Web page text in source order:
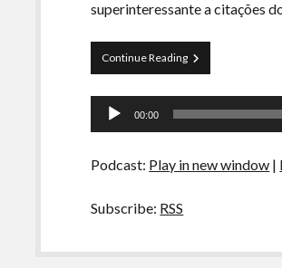
superinteressante a citações
Continue ReadingCurva
de
–
Camadas
Tocador
00:00
Podcast: Play in new window |
Subscribe: RSS